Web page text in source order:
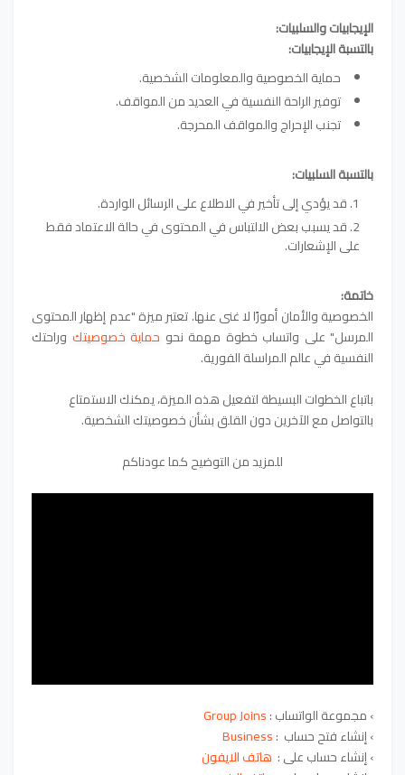
الإيجابيات والسلبيات:
بالتسبة الإيجابيات:
حماية الخصوصية والمعلومات الشخصية.
توفير الراحة النفسية في العديد من المواقف.
تجنب الإحراج والمواقف المحرجة.
بالتسبة السلبيات:
قد يؤدي إلى تأخير في الاطلاع على الرسائل الواردة.
قد يسبب بعض الالتباس في المحتوى في حالة الاعتماد فقط
على الإشعارات.
خاتمة:
الخصوصية والأمان أمورًا لا غنى عنها. تعتبر ميزة "عدم إظهار المحتوى
المرسل" على واتساب خطوة مهمة نحو حماية خصوصيتك وراحتك
النفسية في عالم المراسلة الفورية.
باتباع الخطوات البسيطة لتفعيل هذه الميزة، يمكنك الاستمتاع
بالتواصل مع الآخرين دون القلق بشأن خصوصيتك الشخصية.
للمزيد من التوضيح كما عودناكم
›مجموعة الواتساب :Group Joins
›إنشاء فتح حساب :
›إنشاء حساب على : هاتف الايفون